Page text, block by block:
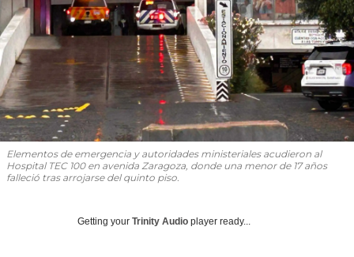
Elementos de emergencia y autoridades ministeriales acudieron al
Hospital TEC 100 en avenida Zaragoza, donde una menor de 17 años
falleció tras arrojarse del quinto piso.
Getting your Trinity Audio player ready...